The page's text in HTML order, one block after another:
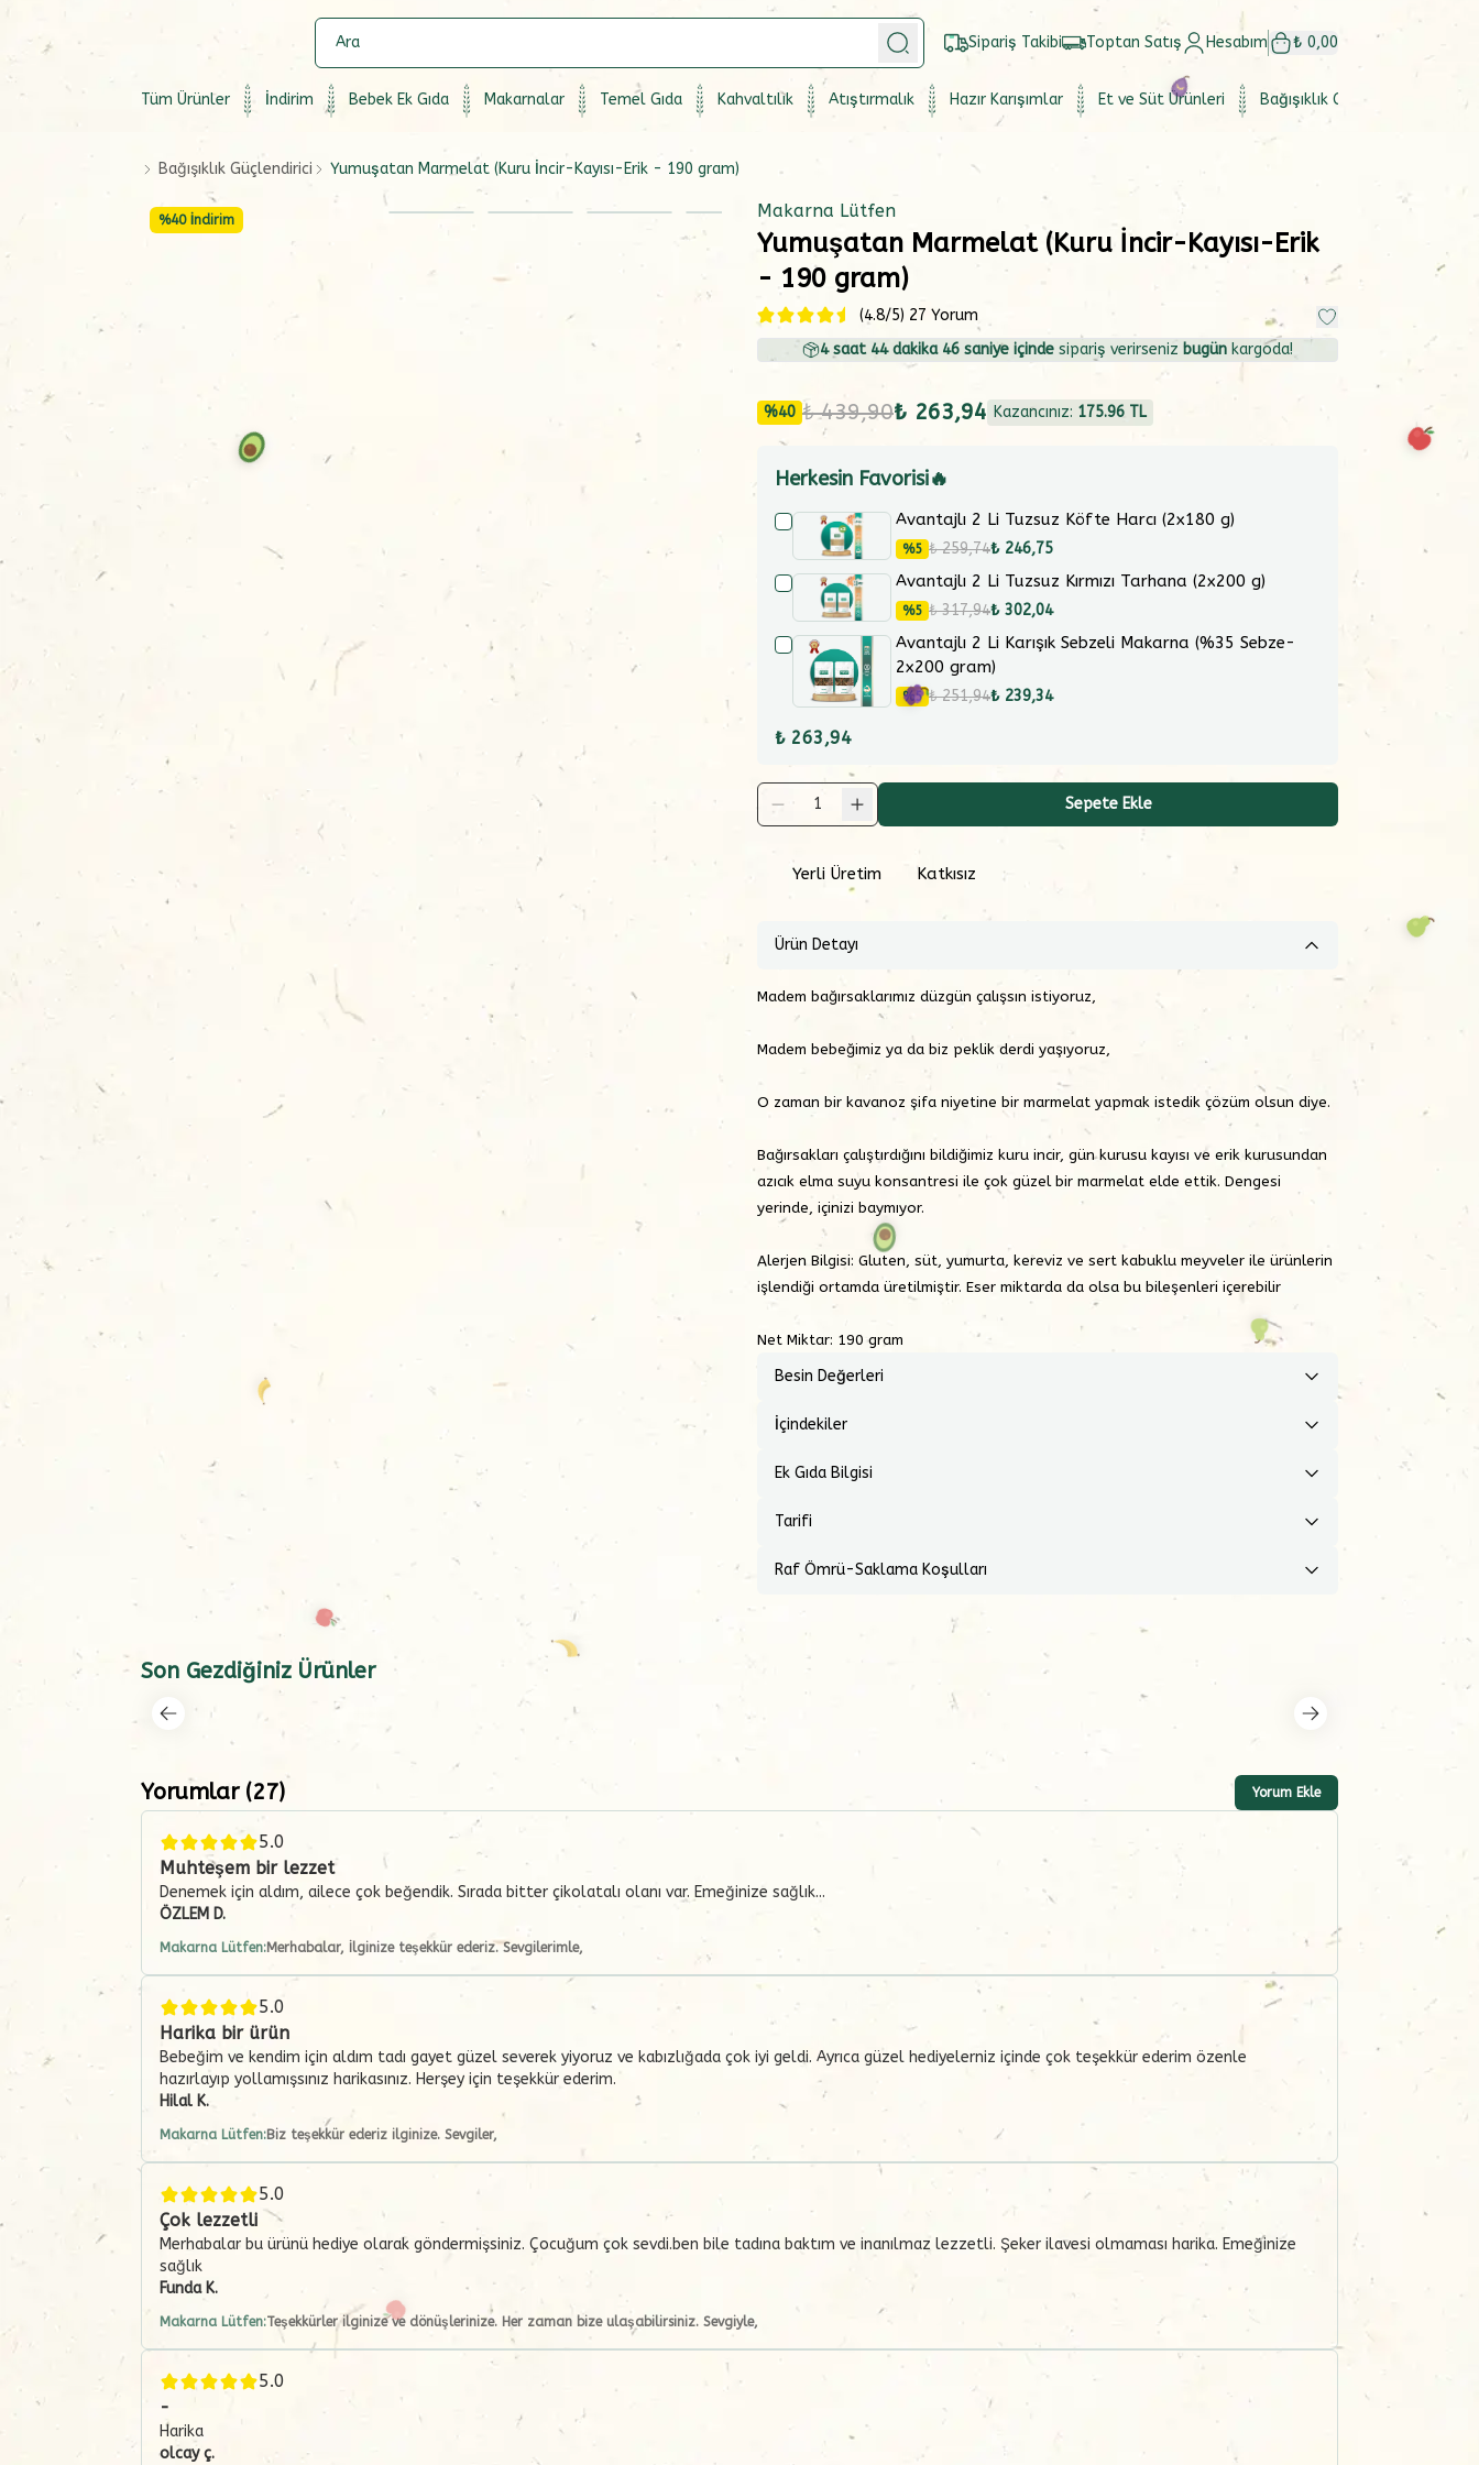
Sipariş Takibi Toptan Satış Hesabım ₺ 0,00
Tüm Ürünler İndirim Bebek Ek Gıda Makarnalar Temel Gıda Kahvaltılık Atıştırmalık Hazır Karışımlar Et ve Süt Ürünleri Bağışıklık Güçlendirici
Bağışıklık Güçlendirici Yumuşatan Marmelat (Kuru İncir-Kayısı-Erik - 190 gram)
%40 İndirim Makarna Lütfen
Yumuşatan Marmelat (Kuru İncir-Kayısı-Erik
- 190 gram)
(4.8/5) 27 Yorum
4saat 44dakika 45 saniye içinde sipariş verirseniz bugün kargoda!
%40 ₺ 439,90₺ 263,94 Kazancınız: 175.96 TL
Herkesin Favorisi🔥
Avantajlı 2 Li Tuzsuz Köfte Harcı (2x180 g)
%5 ₺ 259,74₺ 246,75
Avantajlı 2 Li Tuzsuz Kırmızı Tarhana (2x200 g)
%5 ₺ 317,94₺ 302,04
Avantajlı 2 Li Karışık Sebzeli Makarna (%35 Sebze-
2x200 gram)
%5 ₺ 251,94₺ 239,34
₺ 263,94
1 Sepete Ekle
Yerli Üretim Katkısız
Ürün Detayı
Madem bağırsaklarımız düzgün çalışsın istiyoruz,
Madem bebeğimiz ya da biz peklik derdi yaşıyoruz,
O zaman bir kavanoz şifa niyetine bir marmelat yapmak istedik çözüm olsun diye.
Bağırsakları çalıştırdığını bildiğimiz kuru incir, gün kurusu kayısı ve erik kurusundan
azıcık elma suyu konsantresi ile çok güzel bir marmelat elde ettik. Dengesi
yerinde, içinizi baymıyor.
Alerjen Bilgisi: Gluten, süt, yumurta, kereviz ve sert kabuklu meyveler ile ürünlerin
işlendiği ortamda üretilmiştir. Eser miktarda da olsa bu bileşenleri içerebilir
Net Miktar: 190 gram
Besin Değerleri
İçindekiler
Ek Gıda Bilgisi
Tarifi
Raf Ömrü-Saklama Koşulları
Son Gezdiğiniz Ürünler
Yorumlar(27) Yorum Ekle
5.0
Muhteşem bir lezzet
Denemek için aldım, ailece çok beğendik. Sırada bitter çikolatalı olanı var. Emeğinize sağlık...
ÖZLEM D.
Makarna Lütfen:Merhabalar, İlginize teşekkür ederiz. Sevgilerimle,
5.0
Harika bir ürün
Bebeğim ve kendim için aldım tadı gayet güzel severek yiyoruz ve kabızlığada çok iyi geldi. Ayrıca güzel hediyelerniz içinde çok teşekkür ederim özenle
hazırlayıp yollamışsınız harikasınız. Herşey için teşekkür ederim.
Hilal K.
Makarna Lütfen:Biz teşekkür ederiz ilginize. Sevgiler,
5.0
Çok lezzetli
Merhabalar bu ürünü hediye olarak göndermişsiniz. Çocuğum çok sevdi.ben bile tadına baktım ve inanılmaz lezzetli. Şeker ilavesi olmaması harika. Emeğinize
sağlık
Funda K.
Makarna Lütfen:Teşekkürler ilginize ve dönüşlerinize. Her zaman bize ulaşabilirsiniz. Sevgiyle,
5.0
-
Harika
olcay ç.